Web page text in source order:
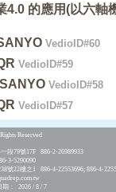
4.0 的應用(以六軸
VedioID#60
VedioID#59
VedioID#58
VedioID#57
Reserved
段79號17F 886-2-26989933
3-5290090
號22樓之1 886-4-22553696; 886-4-
： 2026 / 8 / 7